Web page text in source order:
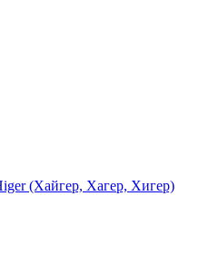
(Хайгер, Хагер, Хигер)